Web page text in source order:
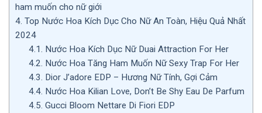
ham muốn cho nữ giới
4. Top Nước Hoa Kích Dục Cho Nữ An Toàn, Hiệu Quả Nhất
2024
4.1. Nước Hoa Kích Dục Nữ Duai Attraction For Her
4.2. Nước Hoa Tăng Ham Muốn Nữ Sexy Trap For Her
4.3. Dior J’adore EDP – Hương Nữ Tính, Gợi Cảm
4.4. Nước Hoa Kilian Love, Don’t Be Shy Eau De Parfum
4.5. Gucci Bloom Nettare Di Fiori EDP